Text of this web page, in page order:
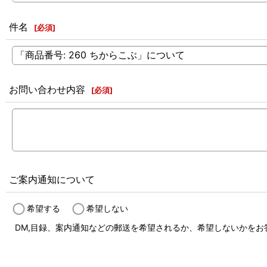
件名 [必須]
お問い合わせ内容 [必須]
ご案内通知について
希望する
希望しない
DM,目録、案内通知などの郵送を希望されるか、希望しないかをお